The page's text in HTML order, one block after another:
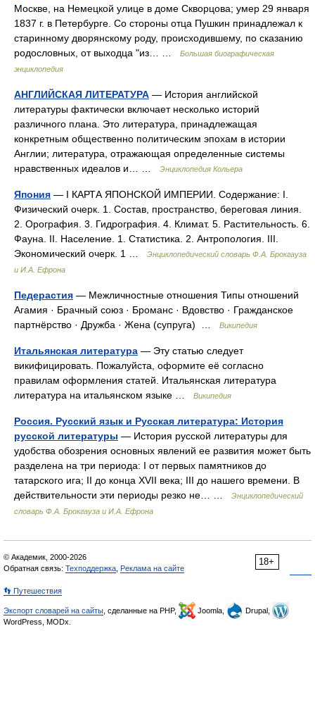
Москве, на Немецкой улице в доме Скворцова; умер 29 января
1837 г. в Петербурге. Со стороны отца Пушкин принадлежал к
старинному дворянскому роду, происходившему, по сказанию
родословных, от выходца "из… …
Большая биографическая
энциклопедия
АНГЛИЙСКАЯ ЛИТЕРАТУРА — История английской
литературы фактически включает несколько историй
различного плана. Это литература, принадлежащая
конкретным общественно политическим эпохам в истории
Англии; литература, отражающая определенные системы
нравственных идеалов и… …
Энциклопедия Кольера
Япония — I КАРТА ЯПОНСКОЙ ИМПЕРИИ. Содержание: I.
Физический очерк. 1. Состав, пространство, береговая линия.
2. Орография. 3. Гидрография. 4. Климат. 5. Растительность. 6.
Фауна. II. Население. 1. Статистика. 2. Антропология. III.
Экономический очерк. 1 …
Энциклопедический словарь Ф.А. Брокгауза
и И.А. Ефрона
Педерастия — Межличностные отношения Типы отношений
Агамия · Брачный союз · Броманс · Вдовство · Гражданское
партнёрство · Дружба · Жена (супруга) …
Википедия
Итальянская литература — Эту статью следует
викифицировать. Пожалуйста, оформите её согласно
правилам оформления статей. Итальянская литература
литература на итальянском языке …
Википедия
Россия. Русский язык и Русская литература: История
русской литературы — История русской литературы для
удобства обозрения основных явлений ее развития может быть
разделена на три периода: I от первых памятников до
татарского ига; II до конца XVII века; III до нашего времени. В
действительности эти периоды резко не… …
Энциклопедический
словарь Ф.А. Брокгауза и И.А. Ефрона
18+
© Академик, 2000-2026
Обратная связь: Техподдержка Реклама на сайте
👣 Путешествия
Экспорт словарей на сайты , сделанные на PHP, Joomla,
Drupal,
WordPress, MODx.